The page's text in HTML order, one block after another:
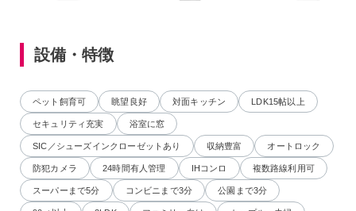
設備・特徴
ペット飼育可 眺望良好 対面キッチン LDK15帖以上
セキュリティ充実 浴室に窓
SIC／シューズインクローゼットあり 収納豊富 オートロック
防犯カメラ 24時間有人管理 IHコンロ 複数路線利用可
スーパーまで5分 コンビニまで3分 公園まで3分